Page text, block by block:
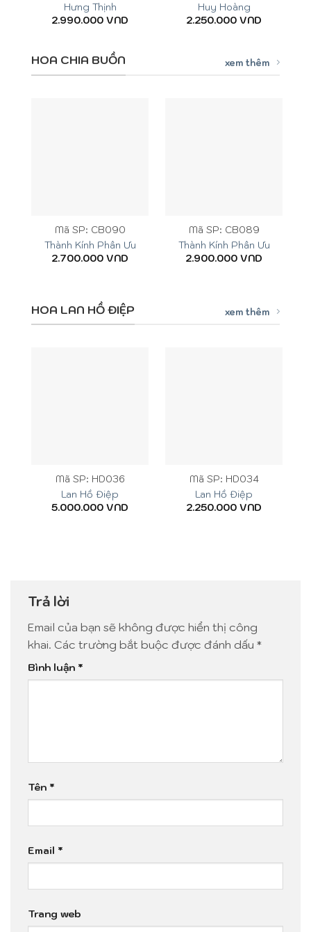
Hưng Thịnh
2.990.000 VND
Huy Hoàng
2.250.000 VND
HOA CHIA BUỒN xem thêm
Mã SP: CB090
Thành Kính Phân Ưu
2.700.000 VND
Mã SP: CB089
Thành Kính Phân Ưu
2.900.000 VND
HOA LAN HỒ ĐIỆP xem thêm
Mã SP: HD036
Lan Hồ Điệp
5.000.000 VND
Mã SP: HD034
Lan Hồ Điệp
2.250.000 VND
Trả lời
Email của bạn sẽ không được hiển thị công
khai. Các trường bắt buộc được đánh dấu *
Bình luận *
Tên *
Email *
Trang web